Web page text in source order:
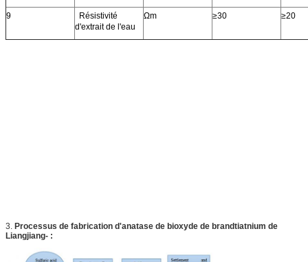
9
Résistivité
d'extrait de l'eau
Ωm ≥30 ≥20
3. Processus de fabrication d'anatase de bioxyde de brandtiatnium de
Liangjiang- :